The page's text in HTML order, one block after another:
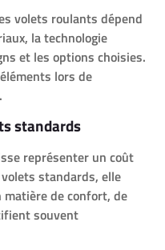
volets roulants dépend
la technologie
et les options choisies.
lors de
standards
représenter un coût
standards, elle
de confort, de
souvent